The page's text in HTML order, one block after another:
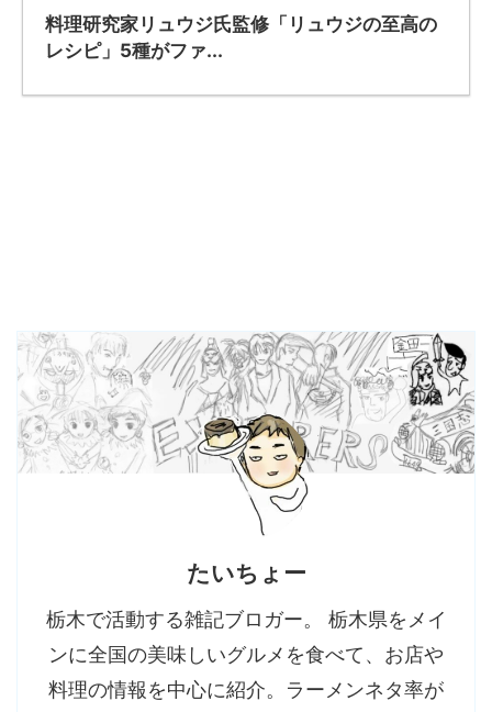
料理研究家リュウジ氏監修「リュウジの至高の
レシピ」5種がファ...
たいちょー
栃木で活動する雑記ブロガー。 栃木県をメイ
ンに全国の美味しいグルメを食べて、お店や
料理の情報を中心に紹介。ラーメンネタ率が